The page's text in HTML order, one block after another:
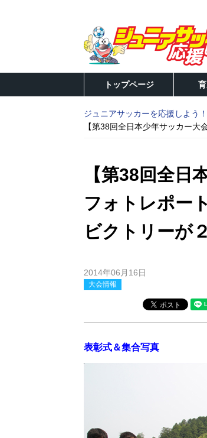
トップページ
ジュニアサッカーを応援しよう！
【第38回全日本少年サッカー
【第38回全日
フォトレポー
ビクトリーが
2014年06月16日
大会情報
表彰式＆集合写真